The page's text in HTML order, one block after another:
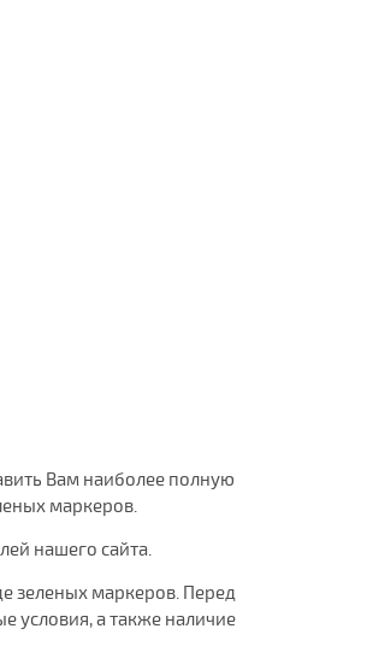
Вам наиболее полную
маркеров.
нашего сайта.
зеленых маркеров. Перед
условия, а также наличие